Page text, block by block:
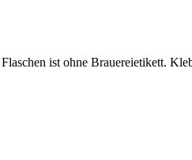
ist ohne Brauereietikett.